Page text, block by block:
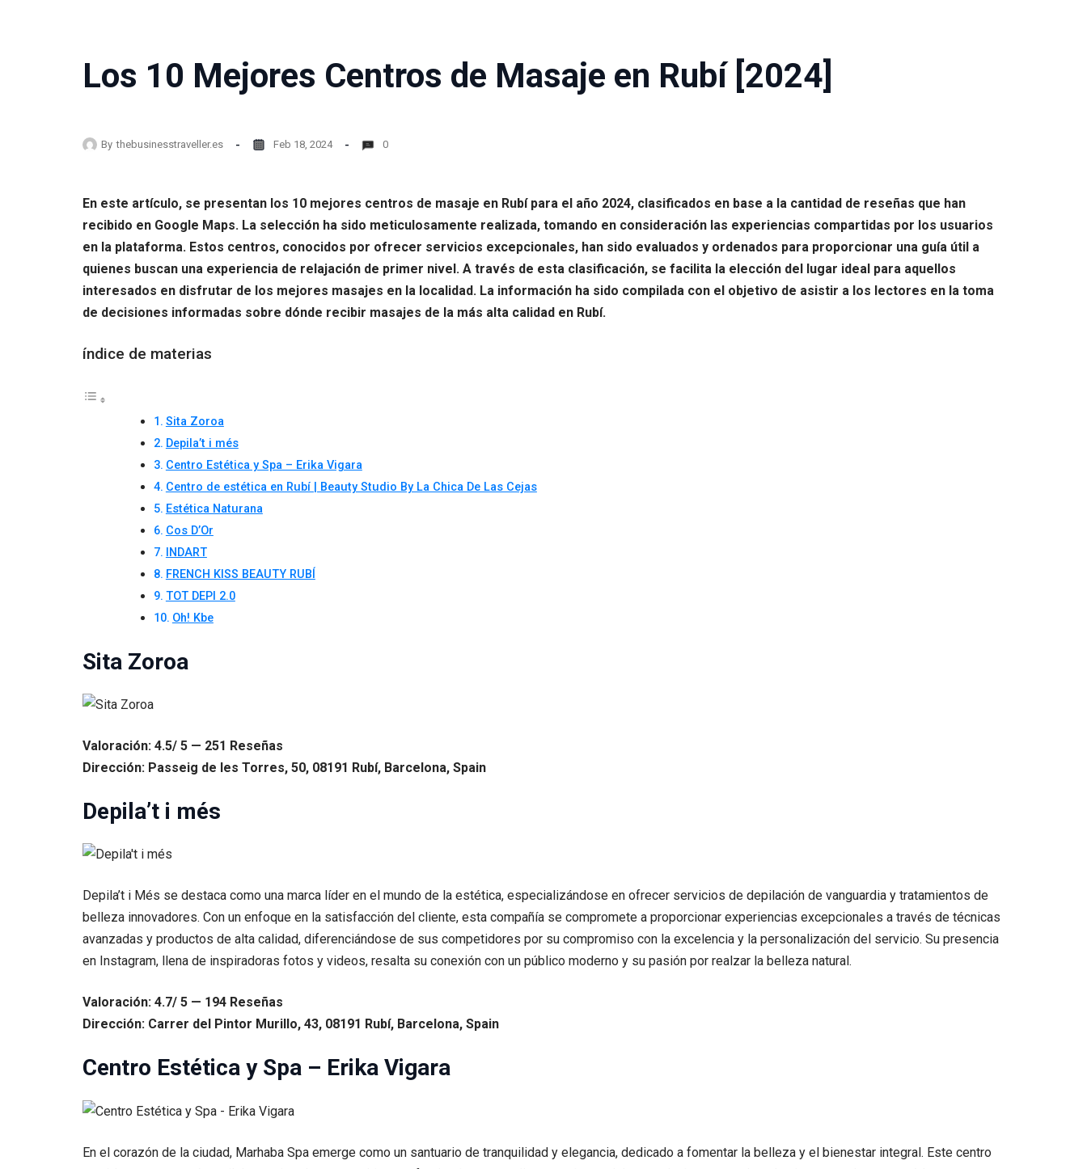
Los 10 Mejores Centros de Masaje en Rubí [2024]
By thebusinesstraveller.es Feb 18, 2024 0
En este artículo, se presentan los 10 mejores centros de masaje en Rubí para el año 2024, clasificados en base a la cantidad de reseñas que han
recibido en Google Maps. La selección ha sido meticulosamente realizada, tomando en consideración las experiencias compartidas por los usuarios
en la plataforma. Estos centros, conocidos por ofrecer servicios excepcionales, han sido evaluados y ordenados para proporcionar una guía útil a
quienes buscan una experiencia de relajación de primer nivel. A través de esta clasificación, se facilita la elección del lugar ideal para aquellos
interesados en disfrutar de los mejores masajes en la localidad. La información ha sido compilada con el objetivo de asistir a los lectores en la toma
de decisiones informadas sobre dónde recibir masajes de la más alta calidad en Rubí.
índice de materias
Sita Zoroa
Depila’t i més
Centro Estética y Spa – Erika Vigara
Centro de estética en Rubí | Beauty Studio By La Chica De Las Cejas
Estética Naturana
Cos D’Or
INDART
FRENCH KISS BEAUTY RUBÍ
TOT DEPI 2.0
Oh! Kbe
Sita Zoroa
Valoración: 4.5/ 5 — 251 Reseñas
Dirección: Passeig de les Torres, 50, 08191 Rubí, Barcelona, Spain
Depila’t i més
Depila’t i Més se destaca como una marca líder en el mundo de la estética, especializándose en ofrecer servicios de depilación de vanguardia y tratamientos de
belleza innovadores. Con un enfoque en la satisfacción del cliente, esta compañía se compromete a proporcionar experiencias excepcionales a través de técnicas
avanzadas y productos de alta calidad, diferenciándose de sus competidores por su compromiso con la excelencia y la personalización del servicio. Su presencia
en Instagram, llena de inspiradoras fotos y videos, resalta su conexión con un público moderno y su pasión por realzar la belleza natural.
Valoración: 4.7/ 5 — 194 Reseñas
Dirección: Carrer del Pintor Murillo, 43, 08191 Rubí, Barcelona, Spain
Centro Estética y Spa – Erika Vigara
En el corazón de la ciudad, Marhaba Spa emerge como un santuario de tranquilidad y elegancia, dedicado a fomentar la belleza y el bienestar integral. Este centro